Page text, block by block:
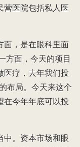
营医院包括私人医
，是在眼科里面
方面，今天的项目
医疗，去年我们投
布局。今天来这个
在今年年底可以投
。资本市场和眼